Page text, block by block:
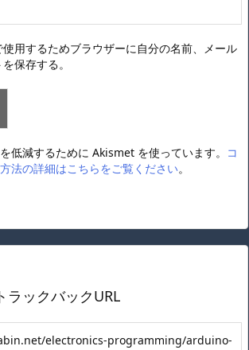
用するためブラウザーに自分の名前、メール
保存する。
低減するために Akismet を使っています。 コ
法の詳細はこちらをご覧ください。
ラックバックURL